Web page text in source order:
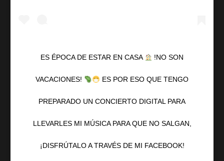
ES ÉPOCA DE ESTAR EN CASA !NO SON
VACACIONES! ES POR ESO QUE TENGO
PREPARADO UN CONCIERTO DIGITAL PARA
LLEVARLES MI MÚSICA PARA QUE NO SALGAN,
¡DISFRÚTALO A TRAVÉS DE MI FACEBOOK!